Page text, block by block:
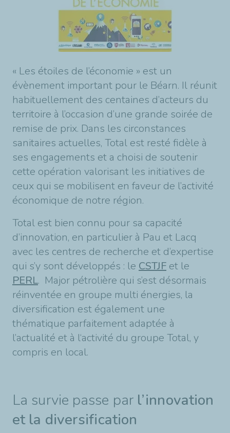
« Les étoiles de l’économie » est un
évènement important pour le Béarn. Il réunit
habituellement des centaines d’acteurs du
territoire à l’occasion d’une grande soirée de
remise de prix. Dans les circonstances
sanitaires actuelles, Total est resté fidèle à
ses engagements et a choisi de soutenir
cette opération valorisant les initiatives de
ceux qui se mobilisent en faveur de l’activité
économique de notre région.
Total est bien connu pour sa capacité
d’innovation, en particulier à Pau et Lacq
avec les centres de recherche et d’expertise
qui s’y sont développés : le CSTJF et le
PERL. Major pétrolière qui s’est désormais
réinventée en groupe multi énergies, la
diversification est également une
thématique parfaitement adaptée à
l’actualité et à l‘activité du groupe Total, y
compris en local.
La survie passe par l’innovation
et la diversification